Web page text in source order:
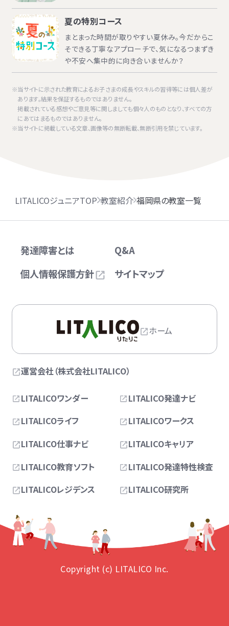
夏の特別コース
まとまった時間が取りやすい夏休み。今だからこ
そできる丁寧なアプローチで、気になるつまずき
や不安へ集中的に向き合いませんか？
当サイトに示された教育によるお子さまの成長やスキルの習得等には個人差が
あります。結果を保証するものではありません。
掲載されている感想やご意見等に関しましても個々人のものとなり、すべての方
にあてはまるものではありません。
当サイトに掲載している文章、画像等の無断転載、無断引用を禁じています。
LITALICOジュニアTOP 教室紹介 福岡県の教室一覧
発達障害とは
Q&A
個人情報保護方針
サイトマップ
ホーム
運営会社（株式会社LITALICO）
LITALICOワンダー
LITALICO発達ナビ
LITALICOライフ
LITALICOワークス
LITALICO仕事ナビ
LITALICOキャリア
LITALICO教育ソフト
LITALICO発達特性検査
LITALICOレジデンス
LITALICO研究所
Copyright (c) LITALICO Inc.